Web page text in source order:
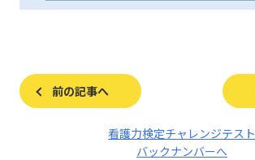
前の記事へ
看護力検定チャレンジテスト
バックナンバーへ